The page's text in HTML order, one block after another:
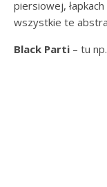
piersiowej,
wszystkie te
Black Parti – tu